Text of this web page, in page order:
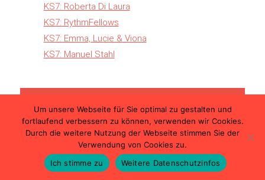
KS7: Roberta Di Laura
KS7: RythmFellows
KS7: Emma, Lucie & Viona
KS7: Manuel Stahl
© 2026 Kunst Schimmer – Die internationale
Kunstmesse in Ulm | Teilnahmebedingungen
| Datenschutzerklärung| Impressum
Um unsere Webseite für Sie optimal zu gestalten und
fortlaufend verbessern zu können, verwenden wir Cookies.
Durch die weitere Nutzung der Webseite stimmen Sie der
Verwendung von Cookies zu.
Ich stimme zu
Weitere Datenschutzinfos